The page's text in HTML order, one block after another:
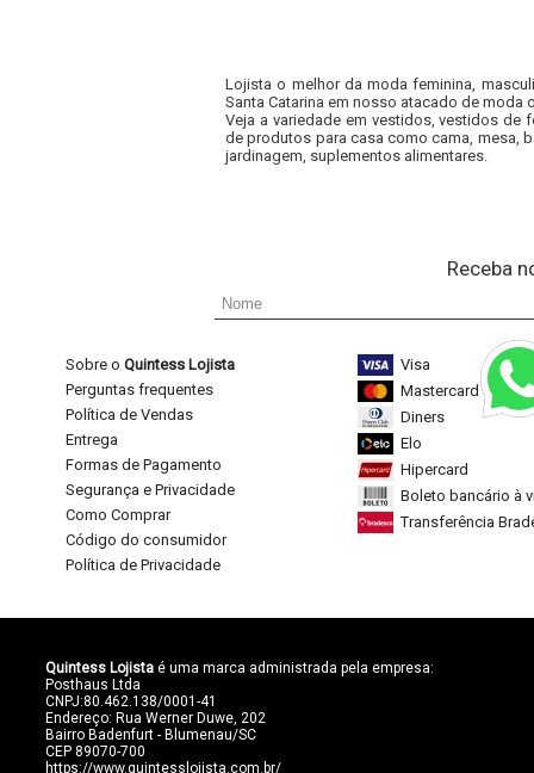
Lojista o melhor da moda feminina,
Santa Catarina em nosso atacado de moda
Veja a variedade em vestidos, vestidos de
de produtos para casa como cama, mesa,
jardinagem, suplementos alimentares.
Receba
Sobre o Quintess Lojista
Perguntas frequentes
Política de Vendas
Entrega
Formas de Pagamento
Segurança e Privacidade
Como Comprar
Código do consumidor
Política de Privacidade
Visa
Mastercard
Diners
Elo
Hipercard
Boleto bancário à
Transferência
Quintess Lojista é uma marca administrada pela empresa:
Posthaus Ltda
CNPJ:80.462.138/0001-41
Endereço: Rua Werner Duwe, 202
Bairro Badenfurt - Blumenau/SC
CEP 89070-700
https://www.quintesslojista.com.br/